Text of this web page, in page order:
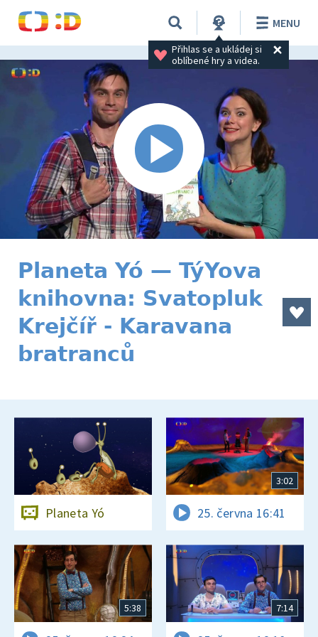
Přihlas se a ukládej si
oblíbené hry a videa.
MENU
Planeta Yó — TýYova
knihovna: Svatopluk
Krejčíř - Karavana
bratranců
Planeta Yó
3:02
25. června 16:41
5:38 7:14